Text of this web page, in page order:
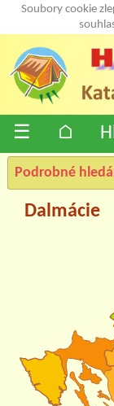
Soubory cookie
☰ ⌂
Podrobné
Dalmácie